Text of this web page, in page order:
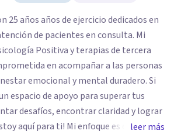
de pacientes en consulta. Mi
Positiva y terapias de tercera
en acompañar a las personas
espacio de apoyo para superar tus
desafíos, encontrar claridad y lograr
aquí para ti! Mi enfoque es empático
leer más